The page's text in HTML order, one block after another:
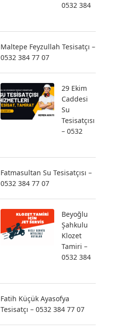
0532 384
Maltepe Feyzullah Tesisatçı –
0532 384 77 07
29 Ekim
Caddesi
Su
Tesisatçısı
– 0532
Fatmasultan Su Tesisatçısı –
0532 384 77 07
Beyoğlu
Şahkulu
Klozet
Tamiri –
0532 384
Fatih Küçük Ayasofya
Tesisatçı – 0532 384 77 07